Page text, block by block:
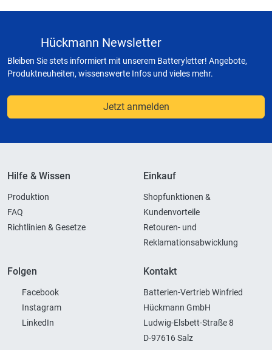
Hückmann Newsletter
Bleiben Sie stets informiert mit unserem Batteryletter! Angebote,
Produktneuheiten, wissenswerte Infos und vieles mehr.
Jetzt anmelden
Hilfe & Wissen
Produktion
FAQ
Richtlinien & Gesetze
Einkauf
Shopfunktionen &
Kundenvorteile
Retouren- und
Reklamationsabwicklung
Folgen
Facebook
Instagram
LinkedIn
Kontakt
Batterien-Vertrieb Winfried
Hückmann GmbH
Ludwig-Elsbett-Straße 8
D-97616 Salz